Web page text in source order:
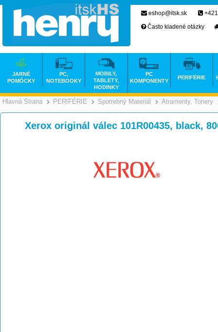
Hlavná Strana >
PERIFÉRIE >
Spotrebný Materiál >
Atramenty, Tonery
Xerox originál válec 101R00435, black,
eshop@itsk.sk
Často kladené otázky
JARNÉ
POMÔCKY
PC,
NOTEBOOKY
MOBILY,
TABLETY,
HODINKY
PC
KOMPONENTY
PERIFÉRIE